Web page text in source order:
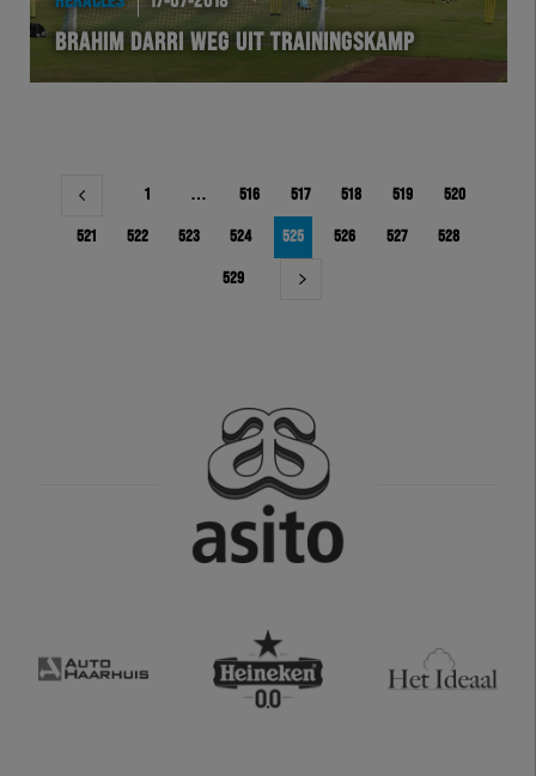
BRAHIM DARRI WEG UIT TRAININGSKAMP
Berichtnavigatie
1 … 516 517 518 519 520
521 522 523 524 525 526 527 528
529